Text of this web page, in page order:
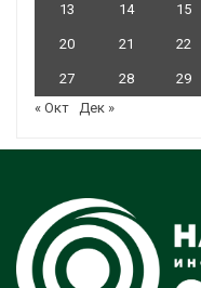
13 14 15
20 21 22
27 28 29
« Окт Дек »